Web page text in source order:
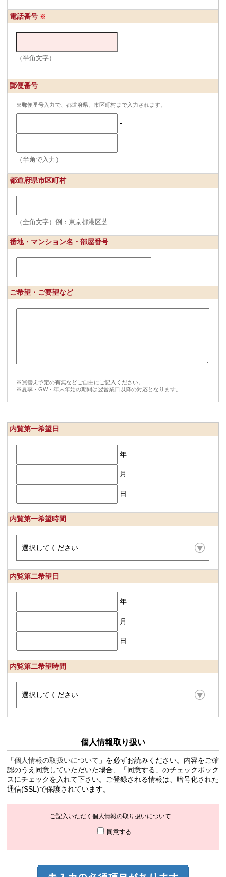
電話番号 ※
（半角文字）
郵便番号
※郵便番号入力で、都道府県、市区町村まで入力されます。
-
（半角で入力）
都道府県市区町村
（全角文字）例：東京都港区芝
番地・マンション名・部屋番号
ご希望・ご要望など
※買替え予定の有無などご自由にご記入ください。
※夏季・GW・年末年始の期間は翌営業日以降の対応となります。
内覧第一希望日
年
月
日
内覧第一希望時間
内覧第二希望日
年
月
日
内覧第二希望時間
個人情報取り扱い
「個人情報の取扱いについて 」を必ずお読みください。内容をご確
認のうえ同意していただいた場合、「同意する」のチェックボック
スにチェックを入れて下さい。ご登録される情報は、暗号化された
通信(SSL)で保護されています。
ご記入いただく個人情報の取り扱いについて
同意する